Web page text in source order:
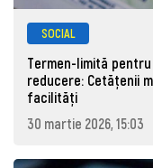
SOCIAL
Termen-limită
reducere: Cetățenii
facilități
30 martie 2026, 15:03